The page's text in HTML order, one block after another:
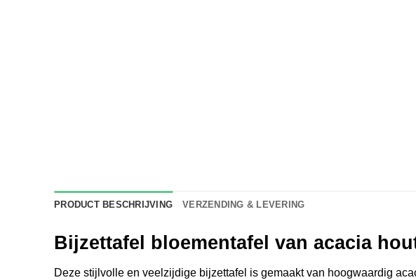
PRODUCT BESCHRIJVING VERZENDING & LEVERING
Bijzettafel bloementafel van acacia
Deze stijlvolle en veelzijdige bijzettafel is gemaakt van hoogwaardig